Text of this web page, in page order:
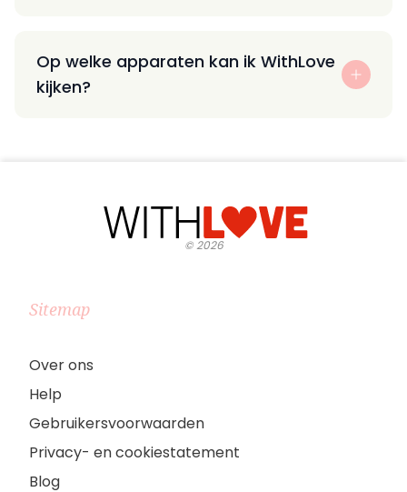
Op welke apparaten kan ik WithLove
kijken?
©2026
Sitemap
Over ons
Help
Gebruikersvoorwaarden
Privacy- en cookiestatement
Blog